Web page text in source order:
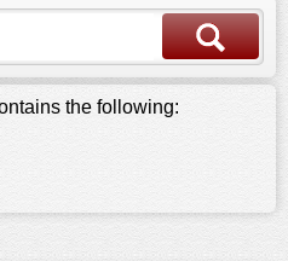
the following: